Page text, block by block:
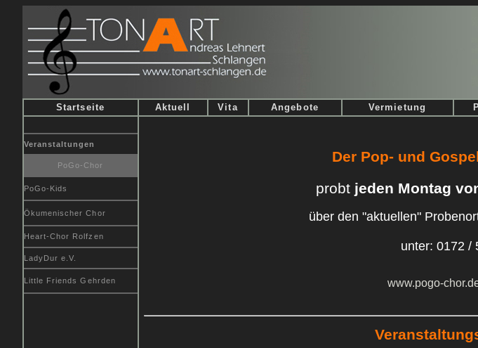
Startseite Aktuell Vita Angebote Vermietung
Veranstaltungen
PoGo-Chor
PoGo-Kids
Ökumenischer Chor
Heart-Chor Rolfzen
LadyDur e.V.
Little Friends Gehrden
Der Pop- und
probt jeden Montag
über den "aktuellen"
unter: 0172 /
www.pogo-